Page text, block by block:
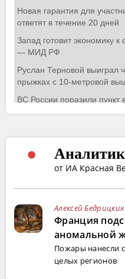
от ИА Красная
Алексей Бедрицких
Франция
аномальной
Пожары нанесли
целых регионов